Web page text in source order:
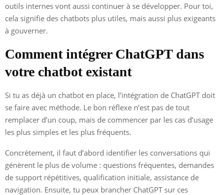
outils internes vont aussi continuer à se développer. Pour toi,
cela signifie des chatbots plus utiles, mais aussi plus exigeants
à gouverner.
Comment intégrer ChatGPT dans
votre chatbot existant
Si tu as déjà un chatbot en place, l’intégration de ChatGPT doit
se faire avec méthode. Le bon réflexe n’est pas de tout
remplacer d’un coup, mais de commencer par les cas d’usage
les plus simples et les plus fréquents.
Concrètement, il faut d’abord identifier les conversations qui
génèrent le plus de volume : questions fréquentes, demandes
de support répétitives, qualification initiale, assistance de
navigation. Ensuite, tu peux brancher ChatGPT sur ces